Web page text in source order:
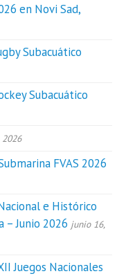
en Novi Sad,
Subacuático
Subacuático
FVAS 2026
e Histórico
– Junio 2026 junio 16,
Juegos Nacionales